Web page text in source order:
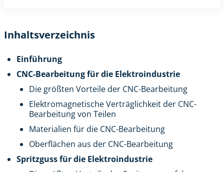
Inhaltsverzeichnis
Einführung
CNC-Bearbeitung für die Elektroindustrie
Die größten Vorteile der CNC-Bearbeitung
Elektromagnetische Verträglichkeit der CNC-
Bearbeitung von Teilen
Materialien für die CNC-Bearbeitung
Oberflächen aus der CNC-Bearbeitung
Spritzguss für die Elektroindustrie